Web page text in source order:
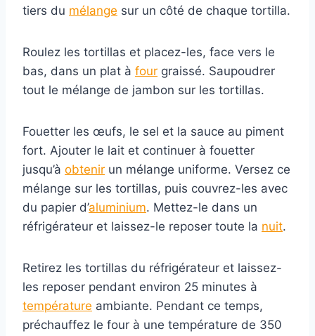
tiers du mélange sur un côté de chaque tortilla.
Roulez les tortillas et placez-les, face vers le
bas, dans un plat à four graissé. Saupoudrer
tout le mélange de jambon sur les tortillas.
Fouetter les œufs, le sel et la sauce au piment
fort. Ajouter le lait et continuer à fouetter
jusqu’à obtenir un mélange uniforme. Versez ce
mélange sur les tortillas, puis couvrez-les avec
du papier d’aluminium. Mettez-le dans un
réfrigérateur et laissez-le reposer toute la nuit.
Retirez les tortillas du réfrigérateur et laissez-
les reposer pendant environ 25 minutes à
température ambiante. Pendant ce temps,
préchauffez le four à une température de 350